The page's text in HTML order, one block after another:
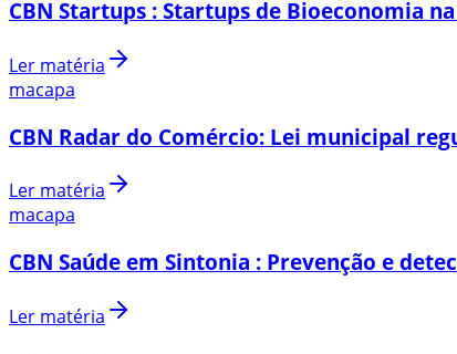
CBN Startups : Startups de Bioeconomia
Ler matéria
macapa
CBN Radar do Comércio: Lei municipal
Ler matéria
macapa
CBN Saúde em Sintonia : Prevenção e
Ler matéria